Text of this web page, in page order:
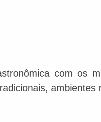
com os